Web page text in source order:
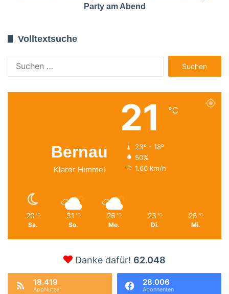
Party am Abend
Volltextsuche
nach:
Bernau
Klarer Himmel
21 ℃
23º - 18º
50%
1.66 km/h
20 ℃
Sa.
31 ℃
So.
26 ℃
Mo.
23 ℃
Di.
25 ℃
Mi.
Danke dafür! 62.048
18.419
AppNutzer
28.006
Abonnenten